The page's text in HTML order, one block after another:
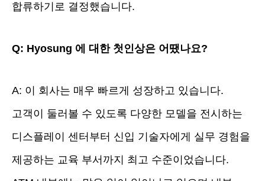
합류하기로 결정했습니다.
Q: Hyosung 에 대한 첫인상은 어땠나요?
A: 이 회사는 매우 빠르게 성장하고 있습니다.
고객이 둘러볼 수 있도록 다양한 모델을 전시하는
디스플레이 센터부터 신입 기술자에게 실무 경험을
제공하는 교육 부서까지 최고 수준이었습니다.